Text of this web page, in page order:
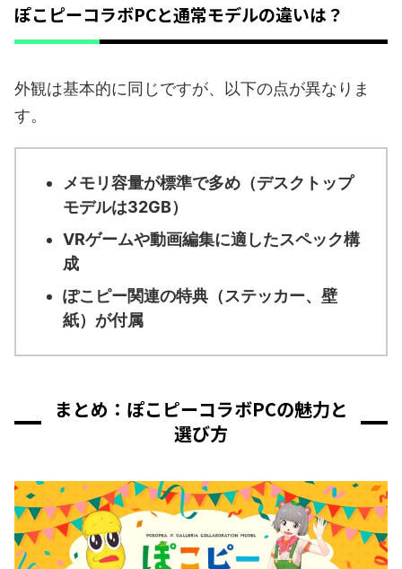
ぽこピーコラボPCと通常モデルの違いは？
外観は基本的に同じですが、以下の点が異なりま
す。
メモリ容量が標準で多め（デスクトップ
モデルは32GB）
VRゲームや動画編集に適したスペック構
成
ぽこピー関連の特典（ステッカー、壁
紙）が付属
まとめ：ぽこピーコラボPCの魅力と
選び方